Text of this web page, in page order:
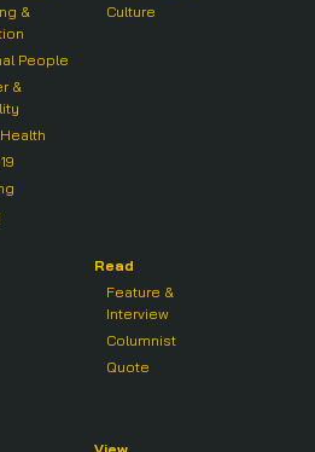
&
People
&
Culture
Read
Feature &
Interview
Columnist
Quote
View